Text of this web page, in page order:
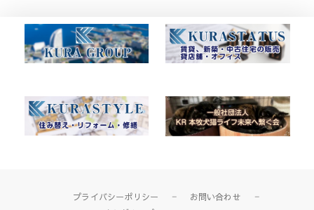
ゲ
ー
シ
ン
プライバシーポリシー
お問い合わせ